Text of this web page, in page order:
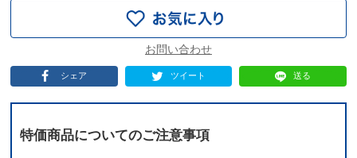
シェア ツイート 送る
特価商品についてのご注意事項